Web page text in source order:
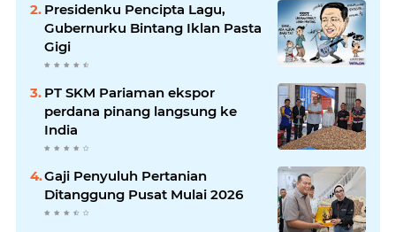
Presidenku Pencipta Lagu,
Gubernurku Bintang Iklan Pasta
Gigi
PT SKM Pariaman ekspor
perdana pinang langsung ke
India
Gaji Penyuluh Pertanian
Ditanggung Pusat Mulai 2026